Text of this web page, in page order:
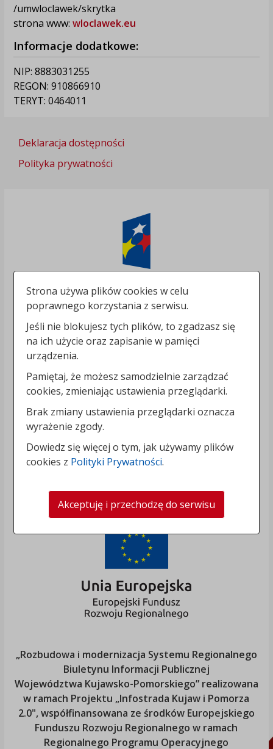
/umwloclawek/skrytka
strona www: wloclawek.eu
Informacje dodatkowe:
NIP: 8883031255
REGON: 910866910
TERYT: 0464011
Deklaracja dostępności
Polityka prywatności
„Rozbudowa i modernizacja Systemu Regionalnego
Biuletynu Informacji Publicznej
Województwa Kujawsko-Pomorskiego” realizowana
w ramach Projektu „Infostrada Kujaw i Pomorza
2.0", współfinansowana ze środków Europejskiego
Funduszu Rozwoju Regionalnego w ramach
Regionalnego Programu Operacyjnego
Strona używa plików cookies w celu
poprawnego korzystania z serwisu.
Jeśli nie blokujesz tych plików, to zgadzasz się
na ich użycie oraz zapisanie w pamięci
urządzenia.
Pamiętaj, że możesz samodzielnie zarządzać
cookies, zmieniając ustawienia przeglądarki.
Brak zmiany ustawienia przeglądarki oznacza
wyrażenie zgody.
Dowiedz się więcej o tym, jak używamy plików
cookies z Polityki Prywatności.
Akceptuję i przechodzę do serwisu